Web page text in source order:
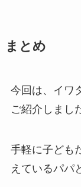
まとめ
今回は、イワ
ご紹介しまし
手軽に子ども
えているパパ